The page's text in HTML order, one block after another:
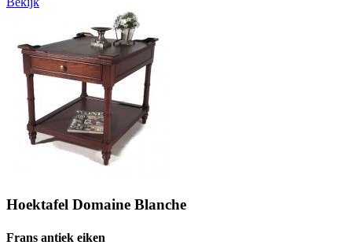
Hoektafel Domaine Blanche
Frans antiek eiken